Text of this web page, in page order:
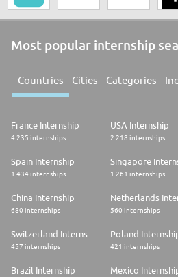
Most popular internship
Countries Cities Categories
France Internship
4.235 internships
USA Internship
2.218 internships
Spain Internship
1.434 internships
Singapore
1.261 internships
China Internship
680 internships 560 internships
457 internships
Poland
421 internships
Brazil Internship Mexico